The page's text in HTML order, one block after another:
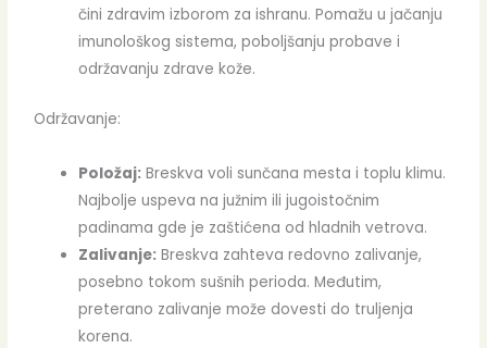
čini zdravim izborom za ishranu. Pomažu u jačanju
imunološkog sistema, poboljšanju probave i
održavanju zdrave kože.
Održavanje:
Položaj: Breskva voli sunčana mesta i toplu klimu.
Najbolje uspeva na južnim ili jugoistočnim
padinama gde je zaštićena od hladnih vetrova.
Zalivanje: Breskva zahteva redovno zalivanje,
posebno tokom sušnih perioda. Međutim,
preterano zalivanje može dovesti do truljenja
korena.